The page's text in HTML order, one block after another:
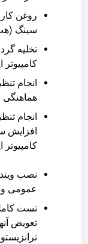
روغن
سینگ
تخلیه
کامپیوتر
انجام
هماهنگی
انجام
افزایش
کامپیوتر
نصب
عمومی
تست
تعویض